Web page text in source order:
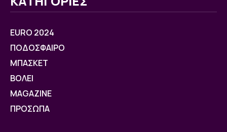
EURO 2024
ΠΟΔΟΣΦΑΙΡΟ
ΜΠΑΣΚΕΤ
ΒOΛΕΙ
MAGAZINE
ΠΡΟΣΩΠΑ